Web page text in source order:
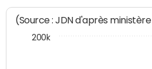
(Source : JDN d'après
200k